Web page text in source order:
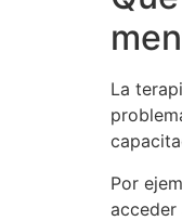
La
Por
acceder